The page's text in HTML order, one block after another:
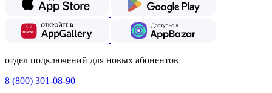
отдел подключений для новых абонентов
8 (800) 301-08-90